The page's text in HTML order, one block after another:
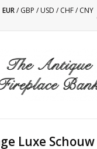
EUR/GBP /USD /CHF/CNY
Luxe Schouw